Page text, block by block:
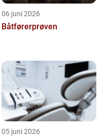
06 juni 2026
Båtførerprøven
05 juni 2026